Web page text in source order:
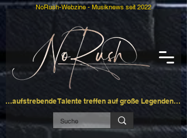
…aufstrebende Talente treffen auf große Legenden…
NoRush-Webzine - Musiknews seit 2022